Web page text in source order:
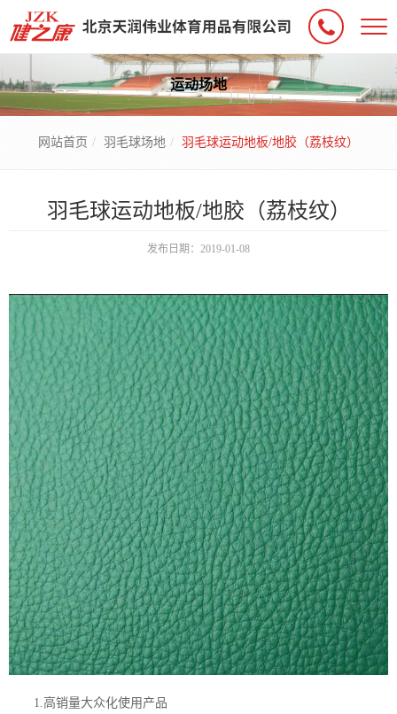
运动场地
网站首页 羽毛球场地 羽毛球运动地板/地胶（荔枝纹）
羽毛球运动地板/地胶（荔枝纹）
发布日期：2019-01-08
1.高销量大众化使用产品